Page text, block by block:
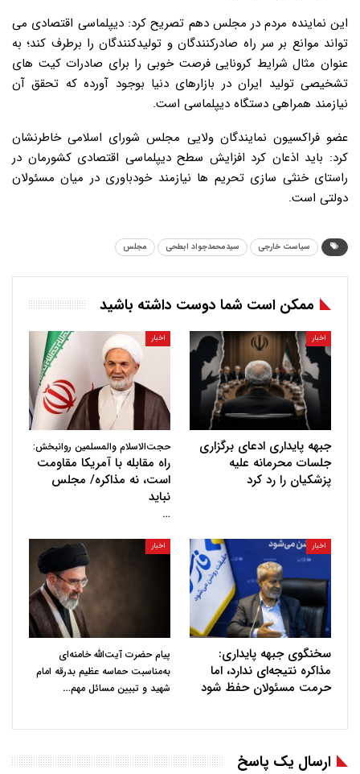
این نماینده مردم در مجلس دهم تصریح کرد: دیپلماسی اقتصادی می
تواند موانع بر سر راه صادرکنندگان و تولیدکنندگان را برطرف کند؛ به
عنوان مثال شرایط کرونایی فرصت خوبی را برای صادرات کیت های
تشخیصی تولید ایران در بازارهای دنیا بوجود آورده که تحقق آن
نیازمند همراهی دستگاه دیپلماسی است.
عضو فراکسیون نمایندگان ولایی مجلس شورای اسلامی خاطرنشان
کرد: باید اذعان کرد افزایش سطح دیپلماسی اقتصادی کشورمان در
راستای خنثی سازی تحریم ها نیازمند خودباوری در میان مسئولان
دولتی است.
سیاست خارجی سیدمحمدجواد ابطحی مجلس
ممکن است شما دوست داشته باشید
اخبار
جبهه پایداری ادعای برگزاری
جلسات محرمانه علیه
پزشکیان را رد کرد
اخبار
حجت‌الاسلام والمسلمین روانبخش:
راه مقابله با آمریکا مقاومت
است، نه مذاکره/ مجلس
نباید
…
اخبار
سخنگوی جبهه پایداری:
مذاکره نتیجه‌ای ندارد، اما
حرمت مسئولان حفظ شود
اخبار
پیام حضرت آیت‌الله خامنه‌ای
به‌مناسبت حماسه عظیم بدرقه امام
شهید و تبیین مسائل مهم…
ارسال یک پاسخ